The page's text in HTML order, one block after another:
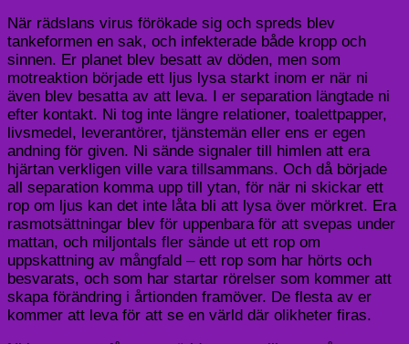
När rädslans virus förökade sig och spreds blev
tankeformen en sak, och infekterade både kropp och
sinnen. Er planet blev besatt av döden, men som
motreaktion började ett ljus lysa starkt inom er när ni
även blev besatta av att leva. I er separation längtade ni
efter kontakt. Ni tog inte längre relationer, toalettpapper,
livsmedel, leverantörer, tjänstemän eller ens er egen
andning för given. Ni sände signaler till himlen att era
hjärtan verkligen ville vara tillsammans. Och då började
all separation komma upp till ytan, för när ni skickar ett
rop om ljus kan det inte låta bli att lysa över mörkret. Era
rasmotsättningar blev för uppenbara för att svepas under
mattan, och miljontals fler sände ut ett rop om
uppskattning av mångfald – ett rop som har hörts och
besvarats, och som har startar rörelser som kommer att
skapa förändring i årtionden framöver. De flesta av er
kommer att leva för att se en värld där olikheter firas.